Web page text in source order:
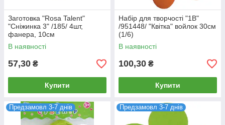
Заготовка "Rosa Talent"
"Сніжинка 3" /185/ 4шт,
фанера, 10см
В наявності
57,30 ₴
Купити
Набір для творчості "1В"
/951448/ "Квітка" войлок 30см
(1/6)
В наявності
100,30 ₴
Купити
Предзамовл 3-7 днів Предзамовл 3-7 днів